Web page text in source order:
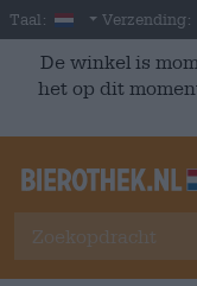
Skip to main content
Taal: Dutch
Verzending:
De winkel is
het op dit